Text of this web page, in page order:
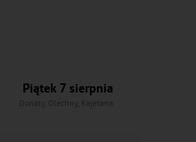
Piątek 7 sierpnia
Donaty, Olechny, Kajetana